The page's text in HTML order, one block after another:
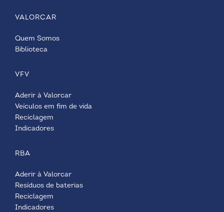
VALORCAR
Quem Somos
Biblioteca
VFV
Aderir à Valorcar
Veículos em fim de vida
Reciclagem
Indicadores
RBA
Aderir à Valorcar
Resíduos de baterias
Reciclagem
Indicadores